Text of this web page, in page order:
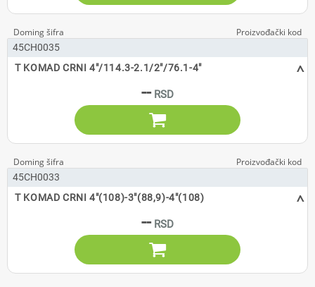
45CH0035
T KOMAD CRNI 4"/114.3-2.1/2"/76.1-4"
--
^

45CH0033
T KOMAD CRNI 4"(108)-3"(88,9)-4"(108)
--
^
